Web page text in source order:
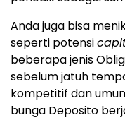
Anda juga bisa
seperti potensi
beberapa jenis
sebelum jatuh
kompetitif dan
bunga Deposito